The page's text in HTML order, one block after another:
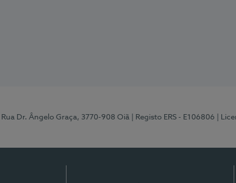
| Rua Dr. Ângelo Graça, 3770-908 Oiã | Registo ERS - E106806 |